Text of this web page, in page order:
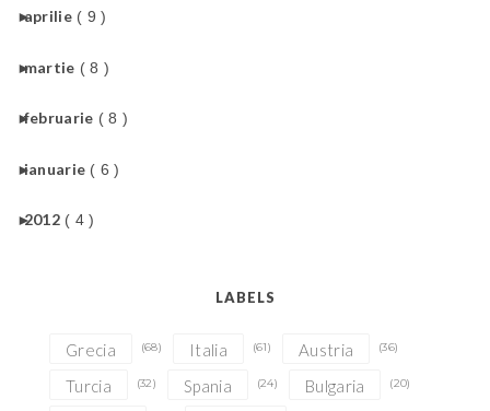
►
aprilie ( 9 )
►
martie ( 8 )
►
februarie ( 8 )
►
ianuarie ( 6 )
►
2012 ( 4 )
LABELS
Grecia (68) Italia (61) Austria (36)
Turcia (32) Spania (24) Bulgaria (20)